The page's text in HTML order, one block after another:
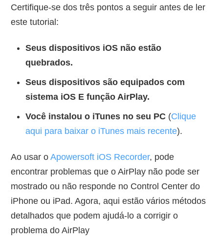
Certifique-se dos três pontos a seguir antes de ler
este tutorial:
Seus dispositivos iOS não estão
quebrados.
Seus dispositivos são equipados com
sistema iOS E função AirPlay.
Você instalou o iTunes no seu PC (Clique
aqui para baixar o iTunes mais recente).
Ao usar oApowersoft iOS Recorder, pode
encontrar problemas que o AirPlay não pode ser
mostrado ou não responde no Control Center do
iPhone ou iPad. Agora, aqui estão vários métodos
detalhados que podem ajudá-lo a corrigir o
problema do AirPlay